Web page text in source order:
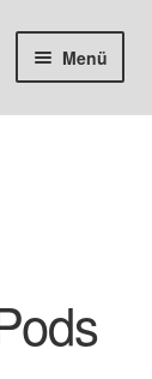
Menü
öffnen